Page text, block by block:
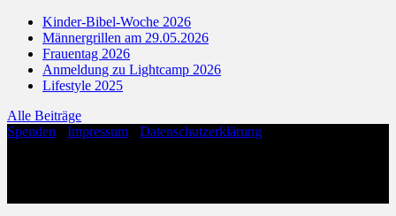
Kinder-Bibel-Woche 2026
Männergrillen am 29.05.2026
Frauentag 2026
Anmeldung zu Lightcamp 2026
Lifestyle 2025
Alle Beiträge
Spenden
Impressum
Datenschutzerklärung